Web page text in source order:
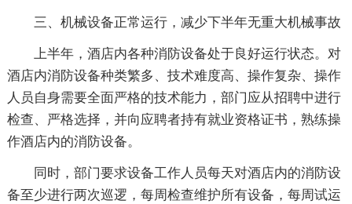
三、机械设备正常运行，减少下半年无重大机械事故
上半年，酒店内各种消防设备处于良好运行状态。对
酒店内消防设备种类繁多、技术难度高、操作复杂、操作
人员自身需要全面严格的技术能力，部门应从招聘中进行
检查、严格选择，并向应聘者持有就业资格证书，熟练操
作酒店内的消防设备。
同时，部门要求设备工作人员每天对酒店内的消防设
备至少进行两次巡逻，每周检查维护所有设备，每周试运